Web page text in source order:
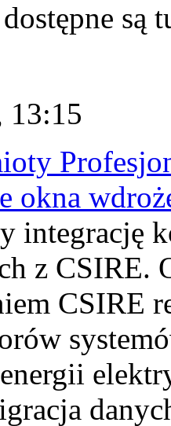
są
13:15
okna
integrację
z CSIRE.
CSIRE